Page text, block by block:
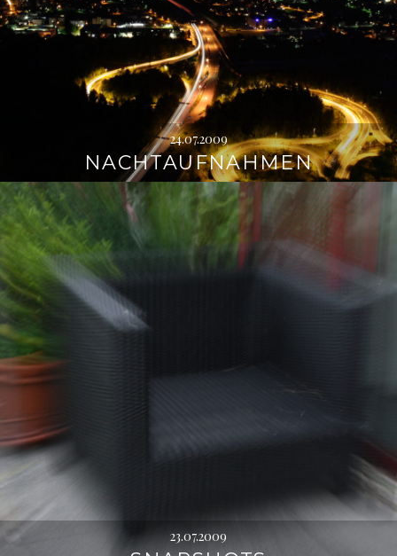
24.07.2009
NACHTAUFNAHMEN
23.07.2009